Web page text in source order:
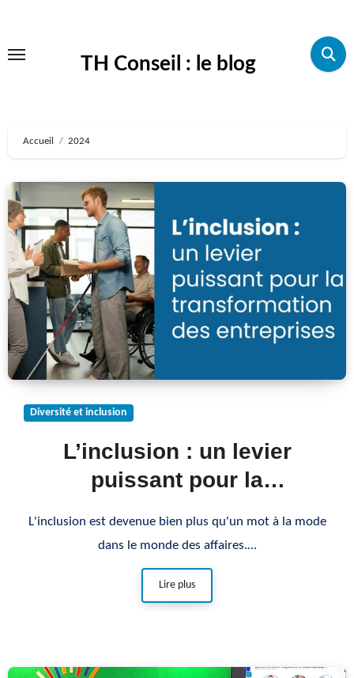
contenu
TH Conseil : le blog
Accueil 2024
Diversité et inclusion
L’inclusion : un levier
puissant pour la
entreprises
L'inclusion est devenue bien plus qu'un mot à la mode
dans le monde des affaires.…
Lire plus